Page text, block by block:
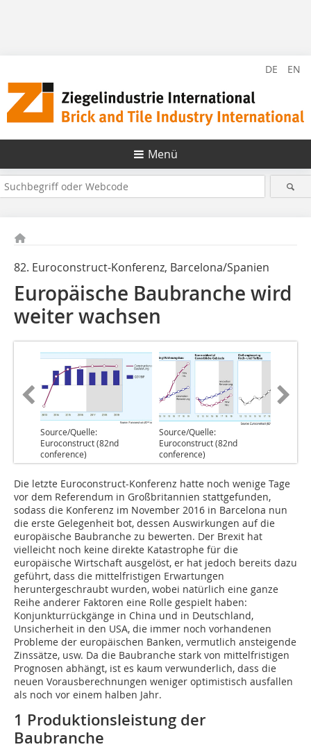
DE EN
Menü
82. Euroconstruct-Konferenz, Barcelona/Spanien
Europäische Baubranche wird
weiter wachsen
Source/Quelle:
Euroconstruct (82nd
conference)
Source/Quelle:
Euroconstruct (82nd
conference)
Die letzte Euroconstruct-Konferenz hatte noch wenige Tage
vor dem Referendum in Großbritannien stattgefunden,
sodass die Konferenz im November 2016 in Barcelona nun
die erste Gelegenheit bot, dessen Auswirkungen auf die
europäische Baubranche zu bewerten. Der Brexit hat
vielleicht noch keine direkte Katastrophe für die
europäische Wirtschaft ausgelöst, er hat jedoch bereits dazu
geführt, dass die mittelfristigen Erwartungen
heruntergeschraubt wurden, wobei natürlich eine ganze
Reihe anderer Faktoren eine Rolle gespielt haben:
Konjunkturrückgänge in China und in Deutschland,
Unsicherheit in den USA, die immer noch vorhandenen
Probleme der europäischen Banken, vermutlich ansteigende
Zinssätze, usw. Da die Baubranche stark von mittelfristigen
Prognosen abhängt, ist es kaum verwunderlich, dass die
neuen Vorausberechnungen weniger optimistisch ausfallen
als noch vor einem halben Jahr.
1 Produktionsleistung der
Baubranche